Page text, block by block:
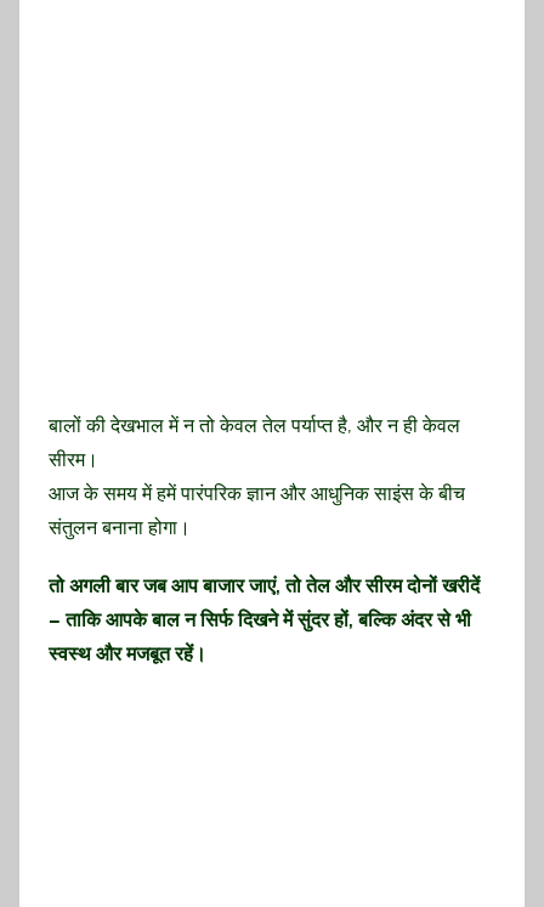
बालों की देखभाल में न तो केवल तेल पर्याप्त है, और न ही केवल
सीरम।
आज के समय में हमें पारंपरिक ज्ञान और आधुनिक साइंस के बीच
संतुलन बनाना होगा।
तो अगली बार जब आप बाजार जाएं, तो तेल और सीरम दोनों खरीदें
– ताकि आपके बाल न सिर्फ दिखने में सुंदर हों, बल्कि अंदर से भी
स्वस्थ और मजबूत रहें।